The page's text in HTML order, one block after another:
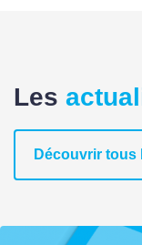
Les
Découvrir tous